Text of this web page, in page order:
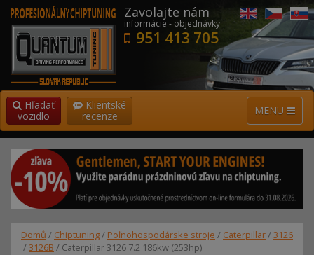
Zavolajte nám
informácie - objednávky
951 413 705
MENU
Hľadať
vozidlo
Klientské
recenze
Domů / Chiptuning/ Poľnohospodárske stroje / Caterpillar/3126
/3126B / Caterpillar 3126 7.2 186kw (253hp)